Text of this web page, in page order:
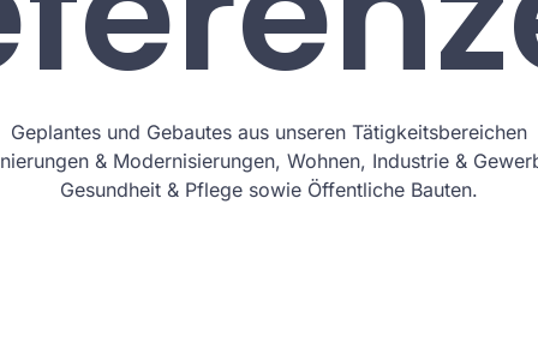
Geplantes und Gebautes aus unseren Tätigkeitsbereichen
& Modernisierungen, Wohnen, Industrie &
Gesundheit & Pflege sowie Öffentliche Bauten.